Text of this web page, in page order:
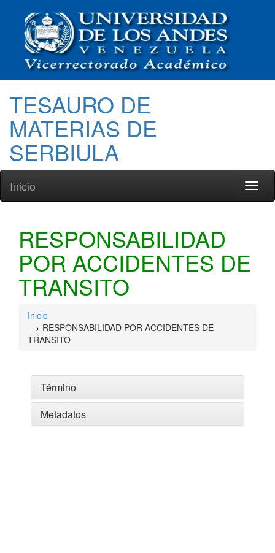
TESAURO DE
MATERIAS DE
SERBIULA
Inicio
RESPONSABILIDAD
POR ACCIDENTES DE
TRANSITO
Inicio
RESPONSABILIDAD POR ACCIDENTES DE
TRANSITO
Término
Metadatos